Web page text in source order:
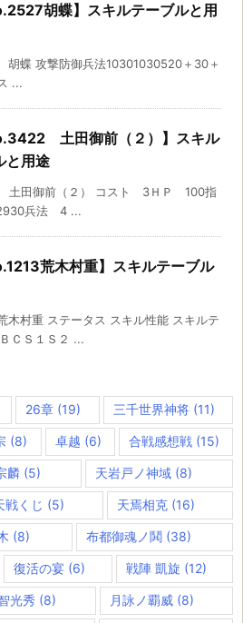
胡蝶】スキルテーブルと用
蝶 攻撃防御兵法10301030520＋30＋
...
土田御前（２）】スキル
と用途
田御前（２） コスト 3ＨＰ 100指
兵法 4 ...
荒木村重】スキルテーブル
木村重 ステータス スキル性能 スキルテ
ＣＳ１Ｓ２ ...
26章 (19) 三千世界神将(11)
(8) 卓越 (6) 合戦感想戦(15)
麟 (5) 天岩戸ノ神域 (8)
戦くじ (5) 天焉相克(16)
(8) 布都御魂ノ鬨(38)
復活の宴 (6) 戦陣 凱旋 (12)
光秀 (8) 月詠ノ覇威(8)